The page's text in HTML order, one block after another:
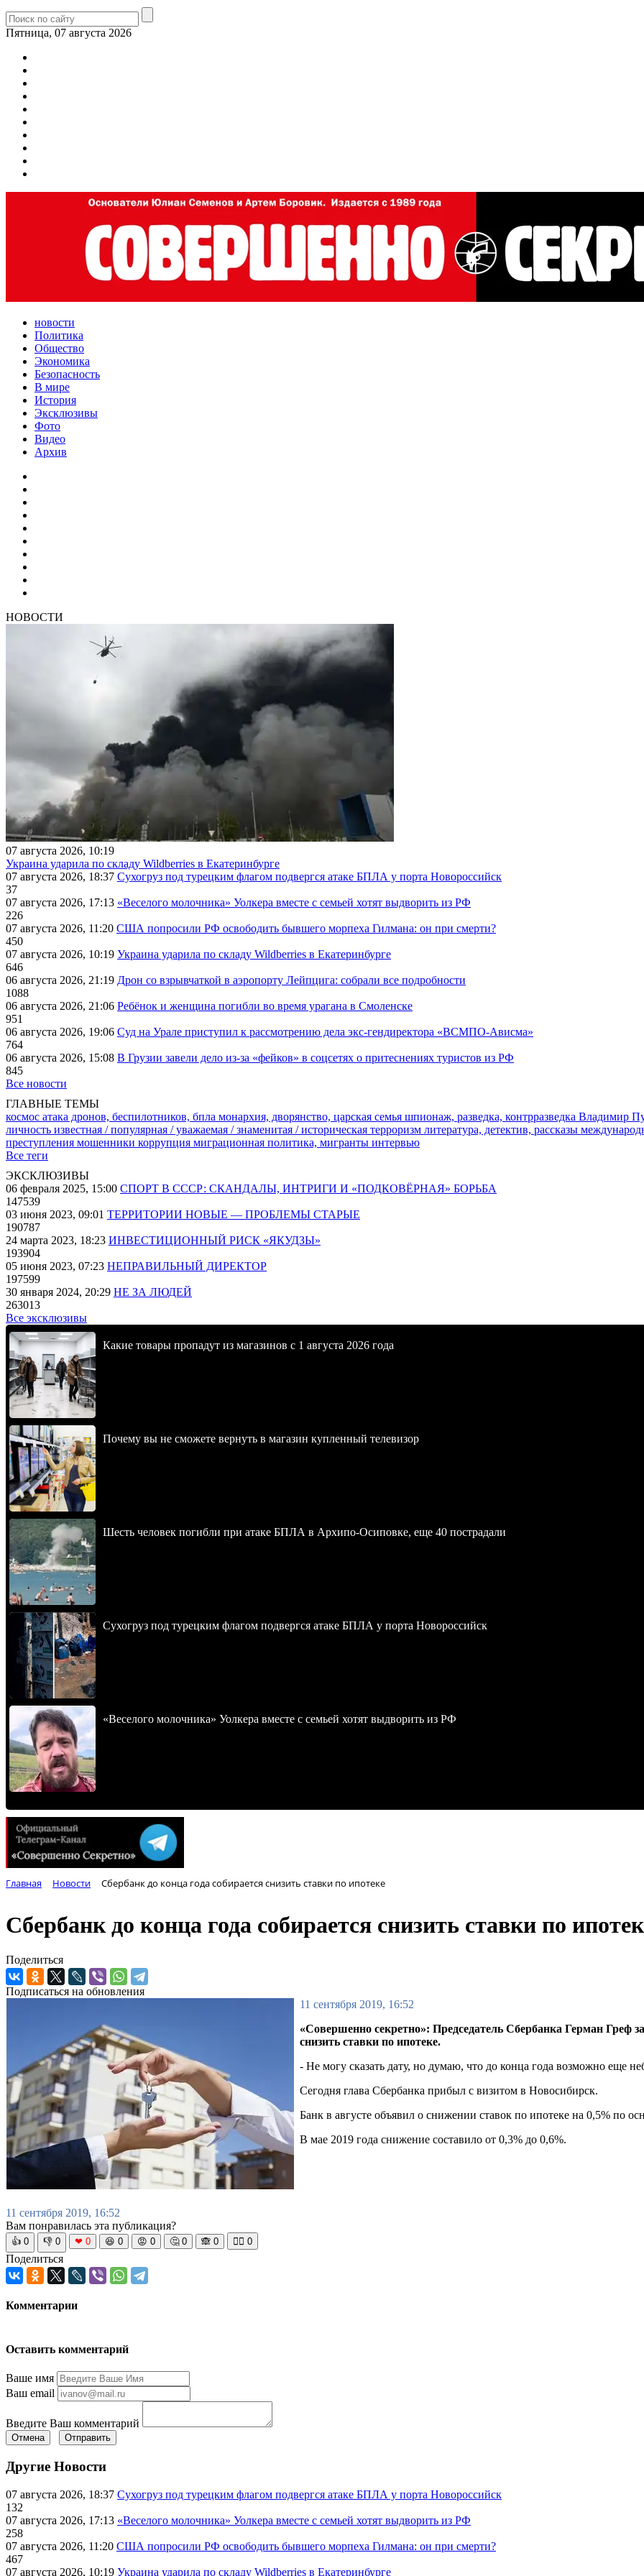
Пятница, 07 августа 2026
новости
Политика
Общество
Экономика
Безопасность
В мире
История
Эксклюзивы
Фото
Видео
Архив
НОВОСТИ
07 августа 2026, 10:19
Украина ударила по складу Wildberries в Екатеринбурге
07 августа 2026, 18:37 Сухогруз под турецким флагом подвергся атаке БПЛА у порта Новороссийск
37
07 августа 2026, 17:13 «Веселого молочника» Уолкера вместе с семьей хотят выдворить из РФ
226
07 августа 2026, 11:20 США попросили РФ освободить бывшего морпеха Гилмана: он при смерти?
450
07 августа 2026, 10:19 Украина ударила по складу Wildberries в Екатеринбурге
646
06 августа 2026, 21:19 Дрон со взрывчаткой в аэропорту Лейпцига: собрали все подробности
1088
06 августа 2026, 21:06 Ребёнок и женщина погибли во время урагана в Смоленске
951
06 августа 2026, 19:06 Суд на Урале приступил к рассмотрению дела экс-гендиректора «ВСМПО-Ависма»
764
06 августа 2026, 15:08 В Грузии завели дело из-за «фейков» в соцсетях о притеснениях туристов из РФ
845
Все новости
ГЛАВНЫЕ ТЕМЫ
космос атака дронов, беспилотников, бпла монархия, дворянство, царская семья шпионаж, разведка, контрразведка Владимир
личность известная / популярная / уважаемая / знаменитая / историческая терроризм литература, детектив, рассказы
преступления мошенники коррупция миграционная политика, мигранты интервью
Все теги
ЭКСКЛЮЗИВЫ
06 февраля 2025, 15:00 СПОРТ В СССР: СКАНДАЛЫ, ИНТРИГИ И «ПОДКОВЁРНАЯ» БОРЬБА
147539
03 июня 2023, 09:01 ТЕРРИТОРИИ НОВЫЕ — ПРОБЛЕМЫ СТАРЫЕ
190787
24 марта 2023, 18:23 ИНВЕСТИЦИОННЫЙ РИСК «ЯКУДЗЫ»
193904
05 июня 2023, 07:23 НЕПРАВИЛЬНЫЙ ДИРЕКТОР
197599
30 января 2024, 20:29 НЕ ЗА ЛЮДЕЙ
263013
Все эксклюзивы
Какие товары пропадут из магазинов с 1 августа 2026 года
Почему вы не сможете вернуть в магазин купленный телевизор
Шесть человек погибли при атаке БПЛА в Архипо-Осиповке, еще 40 пострадали
Сухогруз под турецким флагом подвергся атаке БПЛА у порта Новороссийск
«Веселого молочника» Уолкера вместе с семьей хотят выдворить из РФ
Главная Новости Сбербанк до конца года собирается снизить ставки по ипотеке
Сбербанк до конца года собирается снизить ставки по
Поделиться
Подписаться на обновления
11 сентября 2019, 16:52
«Совершенно секретно»: Председатель Сбербанка Герман Греф
снизить ставки по ипотеке.
- Не могу сказать дату, но думаю, что до конца года возможно еще
Сегодня глава Сбербанка прибыл с визитом в Новосибирск.
Банк в августе объявил о снижении ставок по ипотеке на 0,5% по
В мае 2019 года снижение составило от 0,3% до 0,6%.
11 сентября 2019, 16:52
Вам понравилась эта публикация?
👍 0 👎 0 ❤ 0 😆 0 😡 0 🤔 0 🙈 0 🧘‍♀️ 0
Поделиться
Комментарии
Оставить комментарий
Ваше имя
Ваш email
Введите Ваш комментарий
Отмена Отправить
Другие Новости
07 августа 2026, 18:37 Сухогруз под турецким флагом подвергся атаке БПЛА у порта Новороссийск
132
07 августа 2026, 17:13 «Веселого молочника» Уолкера вместе с семьей хотят выдворить из РФ
258
07 августа 2026, 11:20 США попросили РФ освободить бывшего морпеха Гилмана: он при смерти?
467
07 августа 2026, 10:19 Украина ударила по складу Wildberries в Екатеринбурге